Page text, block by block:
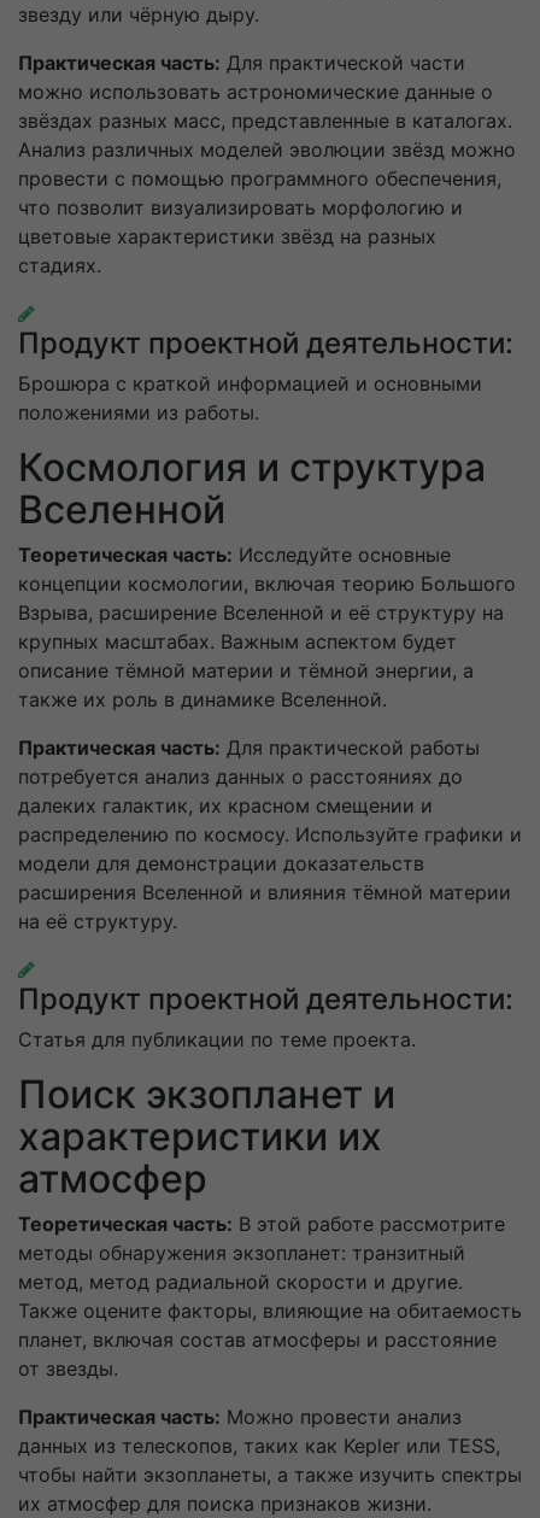
звезду или чёрную дыру.
Практическая часть: Для практической части
можно использовать астрономические данные о
звёздах разных масс, представленные в каталогах.
Анализ различных моделей эволюции звёзд можно
провести с помощью программного обеспечения,
что позволит визуализировать морфологию и
цветовые характеристики звёзд на разных
стадиях.
Продукт проектной деятельности:
Брошюра с краткой информацией и основными
положениями из работы.
Космология и структура
Вселенной
Теоретическая часть: Исследуйте основные
концепции космологии, включая теорию Большого
Взрыва, расширение Вселенной и её структуру на
крупных масштабах. Важным аспектом будет
описание тёмной материи и тёмной энергии, а
также их роль в динамике Вселенной.
Практическая часть: Для практической работы
потребуется анализ данных о расстояниях до
далеких галактик, их красном смещении и
распределению по космосу. Используйте графики и
модели для демонстрации доказательств
расширения Вселенной и влияния тёмной материи
на её структуру.
Продукт проектной деятельности:
Статья для публикации по теме проекта.
Поиск экзопланет и
характеристики их
атмосфер
Теоретическая часть: В этой работе рассмотрите
методы обнаружения экзопланет: транзитный
метод, метод радиальной скорости и другие.
Также оцените факторы, влияющие на обитаемость
планет, включая состав атмосферы и расстояние
от звезды.
Практическая часть: Можно провести анализ
данных из телескопов, таких как Kepler или TESS,
чтобы найти экзопланеты, а также изучить спектры
их атмосфер для поиска признаков жизни.